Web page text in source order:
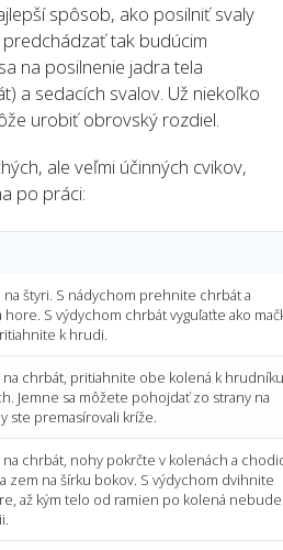
spôsob, ako posilniť svaly
tak budúcim
na posilnenie jadra tela
a sedacích svalov. Už niekoľko
urobiť obrovský rozdiel.
ale veľmi účinných cvikov,
po práci:
na štyri. S nádychom prehnite chrbát a
hore. S výdychom chrbát vyguľaťte ako
k hrudi.
na chrbát, pritiahnite obe kolená k
Jemne sa môžete pohojdať zo strany na
ste premasírovali kríže.
na chrbát, nohy pokrčte v kolenách a
zem na šírku bokov. S výdychom dvihnite
až kým telo od ramien po kolená